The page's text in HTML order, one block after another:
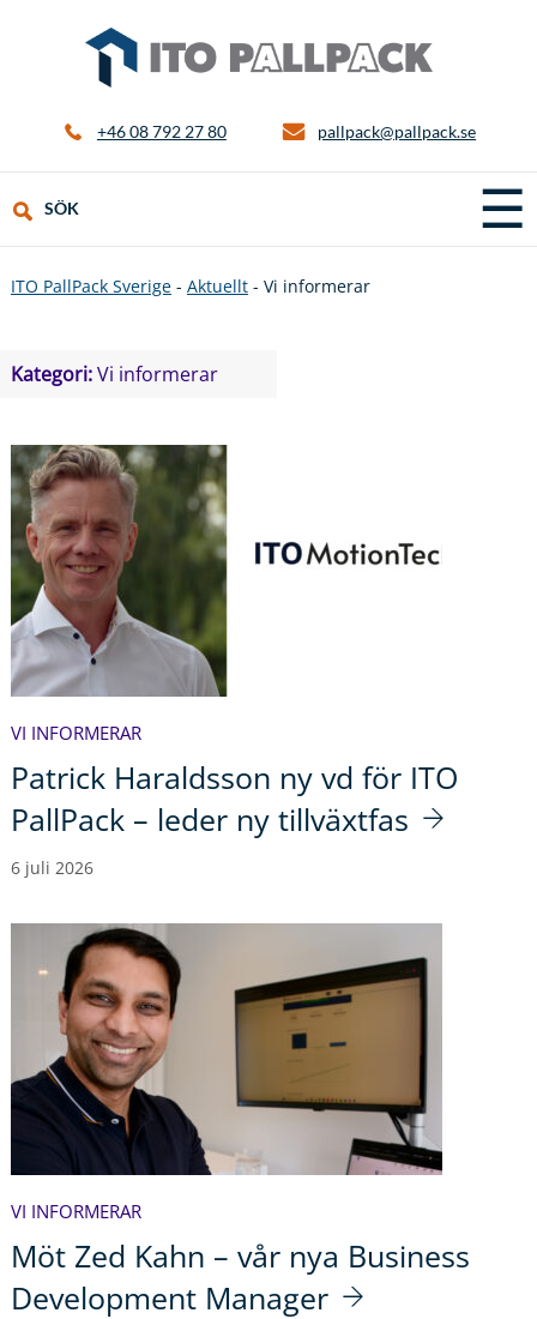
+46 08 792 27 80 pallpack@pallpack.se
☰
SÖK
ITO PallPack Sverige- Aktuellt- Vi informerar
Kategori:Vi informerar
VI INFORMERAR
Patrick Haraldsson ny vd för ITO
PallPack – leder ny tillväxtfas
6 juli 2026
VI INFORMERAR
Möt Zed Kahn – vår nya Business
Development Manager